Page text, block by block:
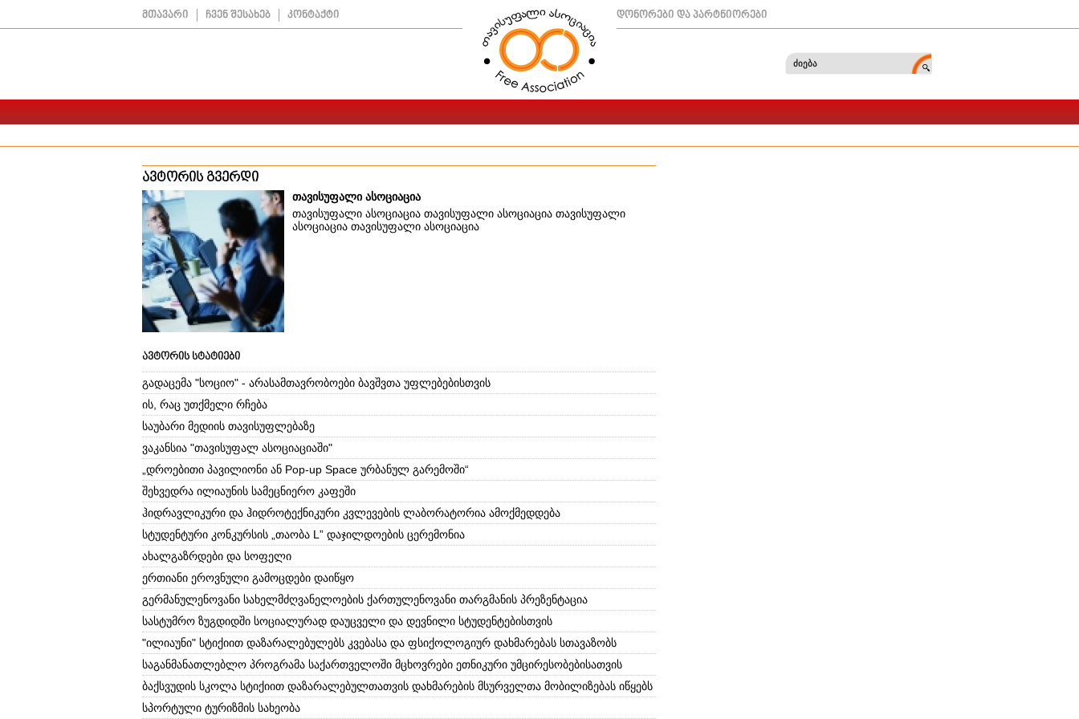
მთავარი ჩვენ შესახებ კონტაქტი დონორები და პარტნიორები
ავტორის გვერდი
თავისუფალი ასოციაცია
თავისუფალი ასოციაცია თავისუფალი ასოციაცია თავისუფალი
ასოციაცია თავისუფალი ასოციაცია
ავტორის სტატიები
გადაცემა "სოციო" - არასამთავრობოები ბავშვთა უფლებებისთვის
ის, რაც უთქმელი რჩება
საუბარი მედიის თავისუფლებაზე
ვაკანსია "თავისუფალ ასოციაციაში"
„დროებითი პავილიონი ან Pop-up Space ურბანულ გარემოში“
შეხვედრა ილიაუნის სამეცნიერო კაფეში
ჰიდრავლიკური და ჰიდროტექნიკური კვლევების ლაბორატორია ამოქმედდება
სტუდენტური კონკურსის „თაობა L” დაჯილდოების ცერემონია
ახალგაზრდები და სოფელი
ერთიანი ეროვნული გამოცდები დაიწყო
გერმანულენოვანი სახელმძღვანელოების ქართულენოვანი თარგმანის პრეზენტაცია
სასტუმრო ზუგდიდში სოციალურად დაუცველი და დევნილი სტუდენტებისთვის
"ილიაუნი" სტიქიით დაზარალებულებს კვებასა და ფსიქოლოგიურ დახმარებას სთავაზობს
საგანმანათლებლო პროგრამა საქართველოში მცხოვრები ეთნიკური უმცირესობებისათვის
ბაქსვუდის სკოლა სტიქიით დაზარალებულთათვის დახმარების მსურველთა მობილიზებას იწყებს
სპორტული ტურიზმის სახეობა